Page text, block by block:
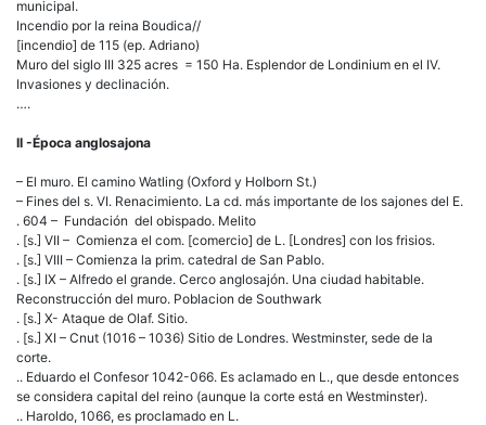
municipal.
Incendio por la reina Boudica//
[incendio] de 115 (ep. Adriano)
Muro del siglo III 325 acres = 150 Ha. Esplendor de Londinium en el IV.
Invasiones y declinación.
….
II -Época anglosajona
– El muro. El camino Watling (Oxford y Holborn St.)
– Fines del s. VI. Renacimiento. La cd. más importante de los sajones del E.
. 604 – Fundación del obispado. Melito
. [s.] VII – Comienza el com. [comercio] de L. [Londres] con los frisios.
. [s.] VIII – Comienza la prim. catedral de San Pablo.
. [s.] IX – Alfredo el grande. Cerco anglosajón. Una ciudad habitable.
Reconstrucción del muro. Poblacion de Southwark
. [s.] X- Ataque de Olaf. Sitio.
. [s.] XI – Cnut (1016 – 1036) Sitio de Londres. Westminster, sede de la
corte.
.. Eduardo el Confesor 1042-066. Es aclamado en L., que desde entonces
se considera capital del reino (aunque la corte está en Westminster).
.. Haroldo, 1066, es proclamado en L.